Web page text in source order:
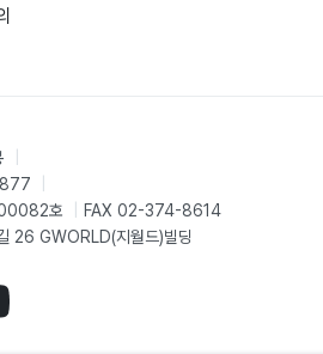
호
FAX 02-374-8614
26 GWORLD(지월드)빌딩